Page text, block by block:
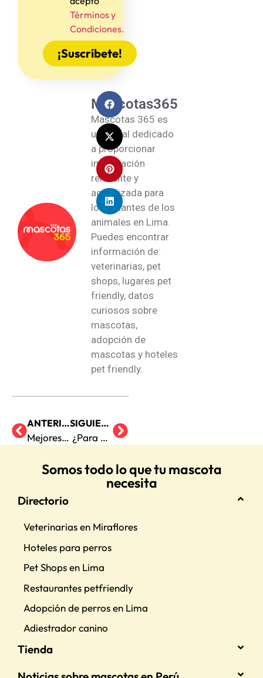
Términos y
Condiciones.
¡Suscríbete!
Mascotas365
Mascotas 365 es
un portal dedicado
a proporcionar
información
relevante y
actualizada para
los amantes de los
animales en Lima.
Puedes encontrar
información de:
veterinarias, pet
shops, lugares pet
friendly, datos
curiosos sobre
mascotas,
adopción de
mascotas y hoteles
pet friendly.
ANTERIOR
Mejores razas de gatos para niños
SIGUIENTE
¿Para qué sirve la prednisona en los perros?
Somos todo lo que tu mascota
necesita
Directorio
Veterinarias en Miraflores
Hoteles para perros
Pet Shops en Lima
Restaurantes petfriendly
Adopción de perros en Lima
Adiestrador canino
Tienda